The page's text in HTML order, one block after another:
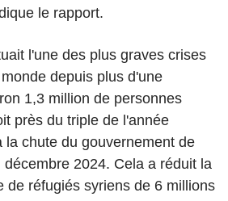
le rapport.
l'une des plus graves crises
depuis plus d'une
1,3 million de personnes
près du triple de l'année
la chute du gouvernement de
2024. Cela a réduit la
de réfugiés syriens de 6 millions